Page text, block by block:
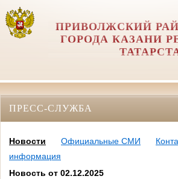
ПРИВОЛЖСКИЙ
ГОРОДА КАЗАНИ
ПРЕСС-СЛУЖБА
Новости Официальные СМИ
информация
Новость от 02.12.2025